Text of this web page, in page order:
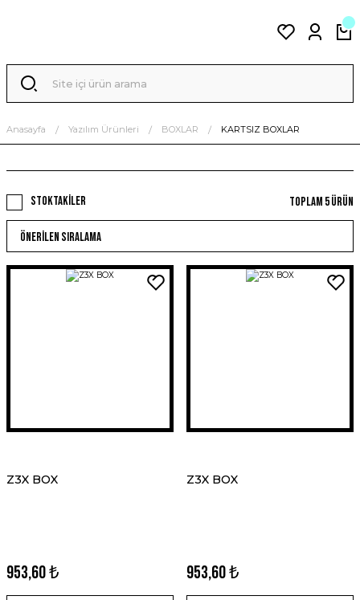
Anasayfa Yazılım Ürünleri BOXLAR KARTSIZ BOXLAR
Stoktakiler Toplam 5 ürün
Z3X BOX
953,60 ₺
Z3X BOX
953,60 ₺